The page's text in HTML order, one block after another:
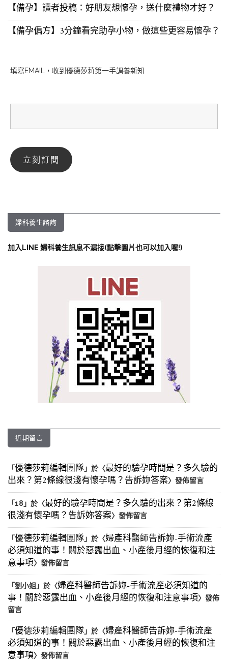
【備孕】讀者投稿：好朋友想懷孕，送什麼禮物才好？
【備孕偏方】3分鐘看完助孕小物，做這些更容易懷孕？
填寫EMAIL，收到優德莎莉第一手調養新知
婦科養生諮詢
加入LINE 婦科養生訊息不漏接(點擊圖片也可以加入喔!)
近期留言
「優德莎莉編輯團隊」於〈最好的驗孕時間是？多久驗的
出來？第2條線很淺有懷孕嗎？告訴妳答案〉發佈留言
「18 」於〈最好的驗孕時間是？多久驗的出來？第2條線
很淺有懷孕嗎？告訴妳答案〉發佈留言
「優德莎莉編輯團隊」於〈婦產科醫師告訴妳-手術流產
必須知道的事！關於惡露出血、小產後月經的恢復和注
意事項〉發佈留言
「劉小姐 」於〈婦產科醫師告訴妳-手術流產必須知道的
事！關於惡露出血、小產後月經的恢復和注意事項〉發佈
留言
「優德莎莉編輯團隊」於〈婦產科醫師告訴妳-手術流產
必須知道的事！關於惡露出血、小產後月經的恢復和注
意事項〉發佈留言